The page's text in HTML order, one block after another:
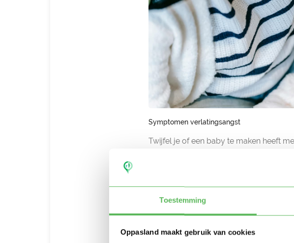
Toestemming
Oppasland maakt gebruik van cookies
Symptomen verlatingsangst
Twijfel je of een baby te maken heeft
Doorslapen ging eerder nog goed,
Je baby huilt veel en hard als je
Omgaan met baby verlatingsangst